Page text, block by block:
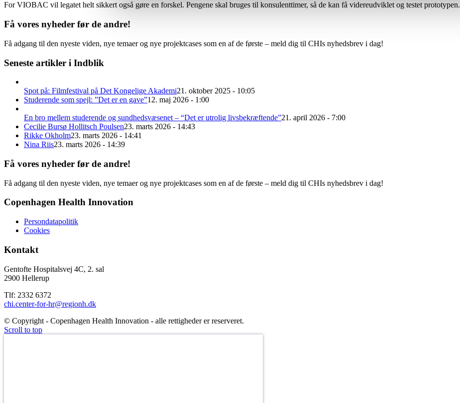
For VIOBAC vil legatet helt sikkert også gøre en forskel. Pengene skal bruges til konsulenttimer, så de kan få videreudviklet og testet prototypen.
Få vores nyheder før de andre!
Få adgang til den nyeste viden, nye temaer og nye projektcases som en af de første – meld dig til CHIs nyhedsbrev i dag!
Seneste artikler i Indblik
Spot på: Filmfestival på Det Kongelige Akademi21. oktober 2025 - 10:05
Studerende som spejl: ”Det er en gave”12. maj 2026 - 1:00
En bro mellem studerende og sundhedsvæsenet – “Det er utrolig livsbekræftende”21. april 2026 - 7:00
Cecilie Bursø Hollitsch Poulsen23. marts 2026 - 14:43
Rikke Okholm23. marts 2026 - 14:41
Nina Riis23. marts 2026 - 14:39
Få vores nyheder før de andre!
Få adgang til den nyeste viden, nye temaer og nye projektcases som en af de første – meld dig til CHIs nyhedsbrev i dag!
Copenhagen Health Innovation
Persondatapolitik
Cookies
Kontakt
Gentofte Hospitalsvej 4C, 2. sal
2900 Hellerup
Tlf: 2332 6372
chi.center-for-hr@regionh.dk
© Copyright - Copenhagen Health Innovation - alle rettigheder er reserveret.
Scroll to top